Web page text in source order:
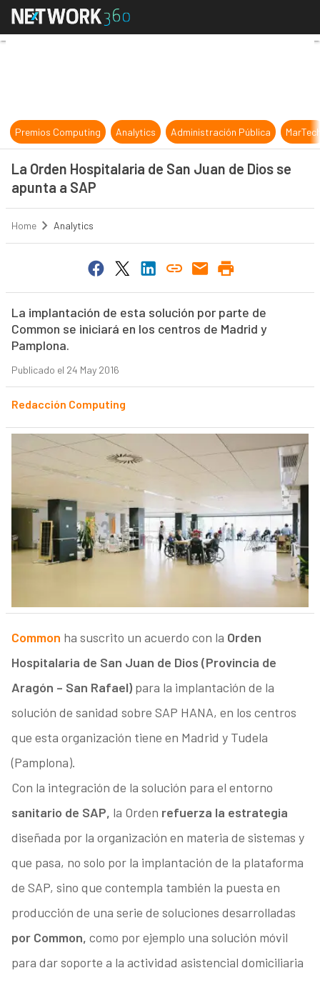
La Orden Hospitalaria de San
Premios Computing Analytics Administración Pública
La Orden Hospitalaria de San Juan de Dios se
apunta a SAP
Home Analytics
La implantación de esta solución por parte de
Common se iniciará en los centros de Madrid y
Pamplona.
Publicado el 24 May 2016
Redacción Computing
Common ha suscrito un acuerdo con la Orden
Hospitalaria de San Juan de Dios (Provincia de
Aragón – San Rafael)para la implantación de la
solución de sanidad sobre SAP HANA, en los centros
que esta organización tiene en Madrid y Tudela
(Pamplona).
Con la integración de la solución para el entorno
sanitario de SAP, la Orden refuerza la estrategia
diseñada por la organización en materia de sistemas y
que pasa, no solo por la implantación de la plataforma
de SAP, sino que contempla también la puesta en
producción de una serie de soluciones desarrolladas
por Common, como por ejemplo una solución móvil
para dar soporte a la actividad asistencial domiciliaria